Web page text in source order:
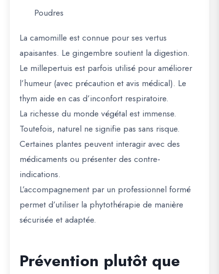
Poudres
La camomille est connue pour ses vertus
apaisantes. Le gingembre soutient la digestion.
Le millepertuis est parfois utilisé pour améliorer
l’humeur (avec précaution et avis médical). Le
thym aide en cas d’inconfort respiratoire.
La richesse du monde végétal est immense.
Toutefois, naturel ne signifie pas sans risque.
Certaines plantes peuvent interagir avec des
médicaments ou présenter des contre-
indications.
L’accompagnement par un professionnel formé
permet d’utiliser la phytothérapie de manière
sécurisée et adaptée.
Prévention plutôt que